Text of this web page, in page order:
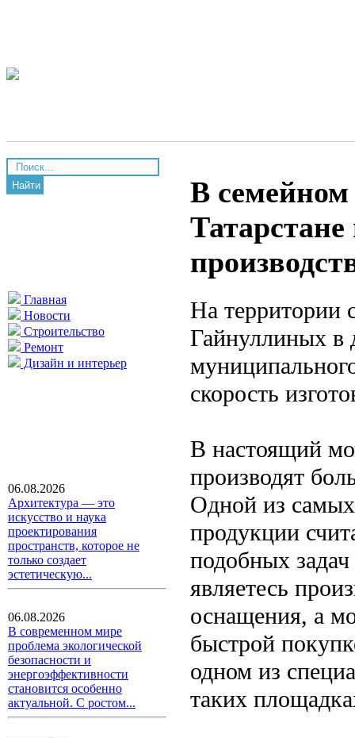
Найти
Главная
Новости
Строительство
Ремонт
Дизайн и интерьер
06.08.2026
Архитектура — это
искусство и наука
проектирования
пространств, которое не
только создает
эстетическую...
06.08.2026
В современном мире
проблема экологической
безопасности и
энергоэффективности
становится особенно
актуальной. С ростом...
В
На территории
Гайнуллиных в
скорость
В настоящий
производят
Одной из
продукции
подобных
являетесь
оснащения, а
быстрой
одном из
таких